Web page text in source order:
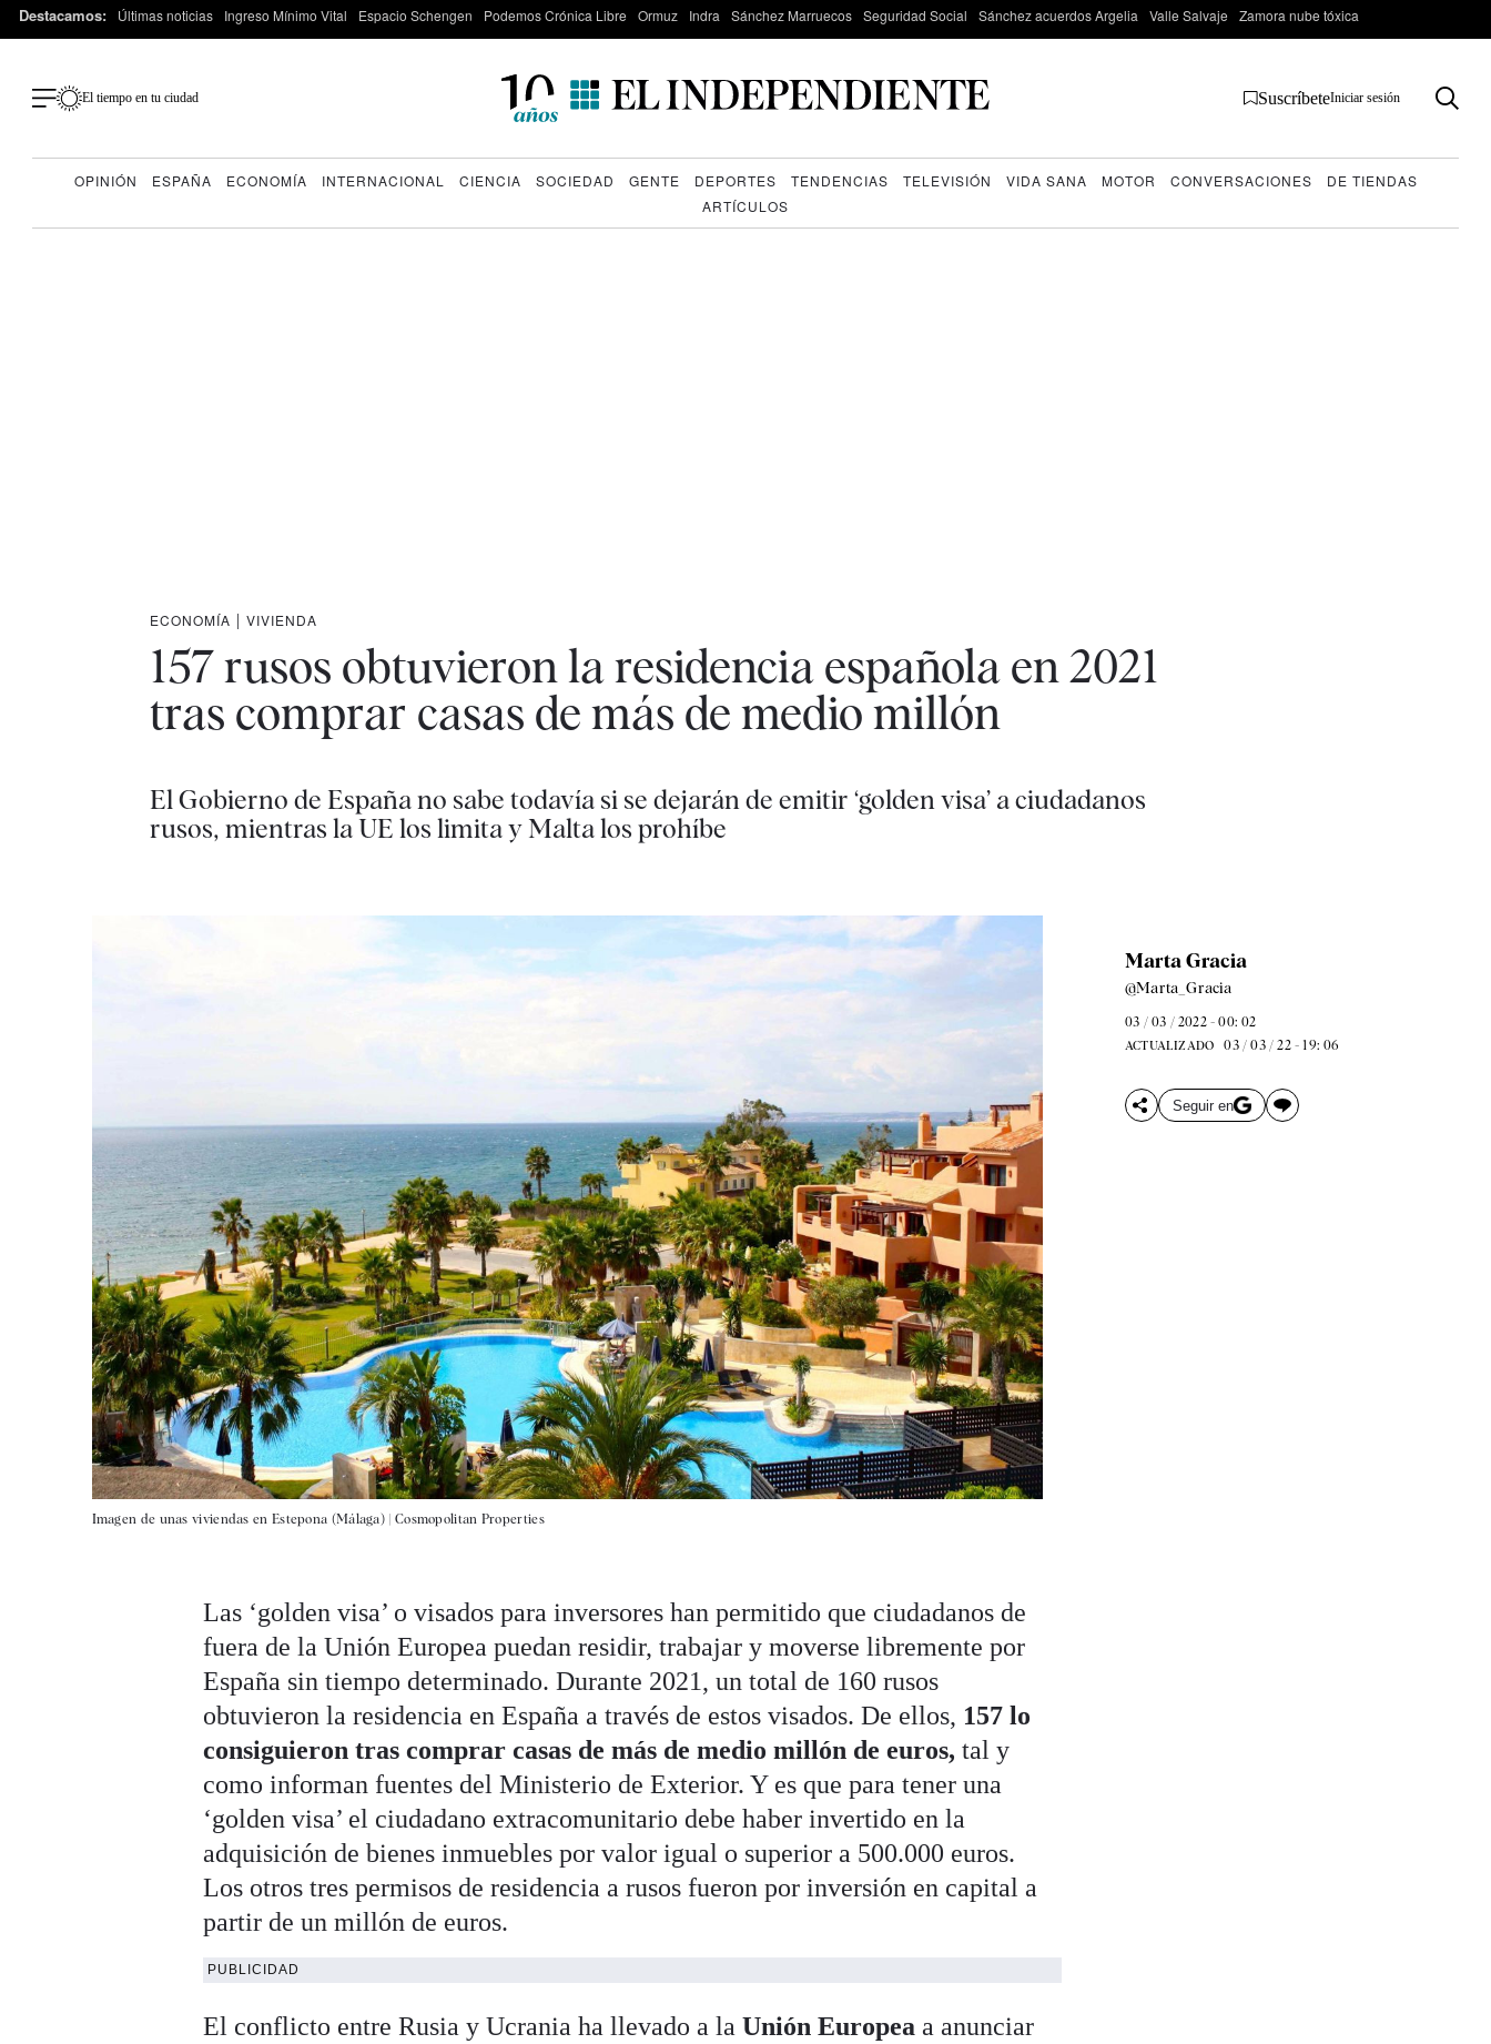
Destacamos: Últimas noticias Ingreso Mínimo Vital Espacio Schengen Podemos Crónica Libre Ormuz Indra Sánchez Marruecos Seguridad Social Sánchez acuerdos Argelia Valle Salvaje Zamora nube tóxica
El tiempo en tu ciudad SuscríbeteIniciar sesión
OPINIÓN ESPAÑA ECONOMÍA INTERNACIONAL CIENCIA SOCIEDAD GENTE DEPORTES TENDENCIAS TELEVISIÓN VIDA SANA MOTOR CONVERSACIONES
DE TIENDAS
ARTÍCULOS
ECONOMÍA | VIVIENDA
157 rusos obtuvieron la residencia española en 2021
tras comprar casas de más de medio millón
El Gobierno de España no sabe todavía si se dejarán de emitir ‘golden visa’ a ciudadanos
rusos, mientras la UE los limita y Malta los prohíbe
Imagen de unas viviendas en Estepona (Málaga) | Cosmopolitan Properties
Marta Gracia
@Marta_Gracia
03 / 03 / 2022 - 00: 02
ACTUALIZADO 03 / 03 / 22 - 19: 06
Seguir en
Las ‘golden visa’ o visados para inversores han permitido que ciudadanos de
fuera de la Unión Europea puedan residir, trabajar y moverse libremente por
España sin tiempo determinado. Durante 2021, un total de 160 rusos
obtuvieron la residencia en España a través de estos visados. De ellos, 157 lo
consiguieron tras comprar casas de más de medio millón de euros,tal y
como informan fuentes del Ministerio de Exterior. Y es que para tener una
‘golden visa’ el ciudadano extracomunitario debe haber invertido en la
adquisición de bienes inmuebles por valor igual o superior a 500.000 euros.
Los otros tres permisos de residencia a rusos fueron por inversión en capital a
partir de un millón de euros.
PUBLICIDAD
El conflicto entre Rusia y Ucrania ha llevado a laUnión Europea a anunciar